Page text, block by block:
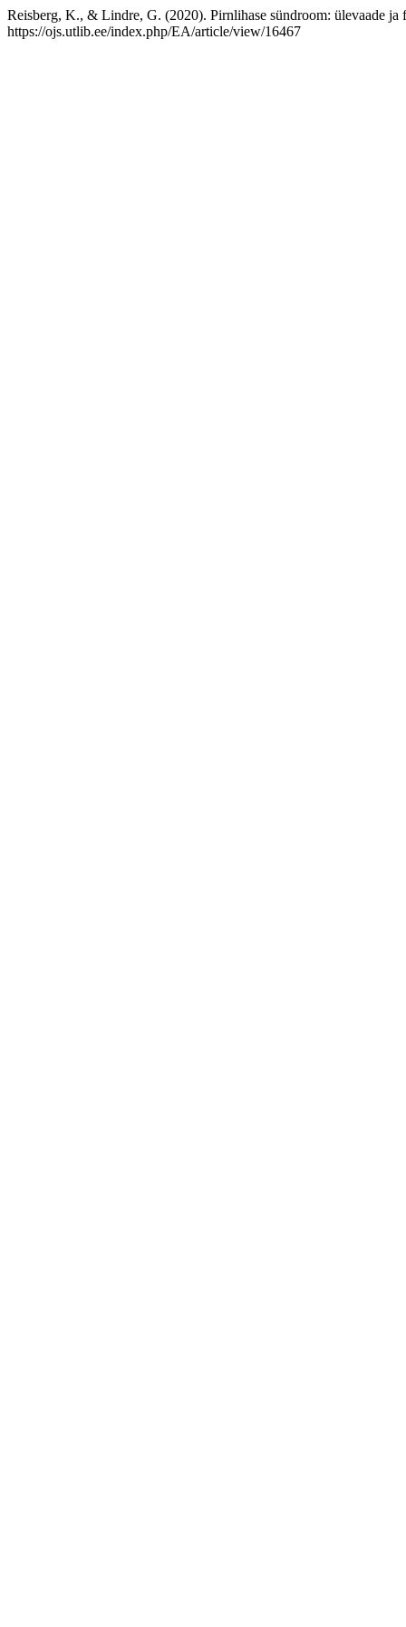
Reisberg, K., & Lindre, G. (2020). Pirnlihase sündroom: ülevaade ja
https://ojs.utlib.ee/index.php/EA/article/view/16467